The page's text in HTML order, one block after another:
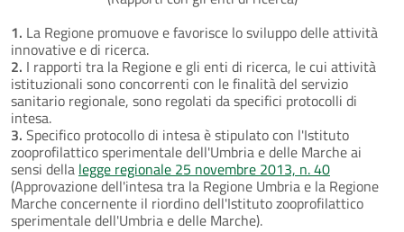
1. La Regione promuove e favorisce lo sviluppo delle attività
innovative e di ricerca.
2. I rapporti tra la Regione e gli enti di ricerca, le cui attività
istituzionali sono concorrenti con le finalità del servizio
sanitario regionale, sono regolati da specifici protocolli di
intesa.
3. Specifico protocollo di intesa è stipulato con l'Istituto
zooprofilattico sperimentale dell'Umbria e delle Marche ai
sensi della legge regionale 25 novembre 2013, n. 40
(Approvazione dell'intesa tra la Regione Umbria e la Regione
Marche concernente il riordino dell'Istituto zooprofilattico
sperimentale dell'Umbria e delle Marche).